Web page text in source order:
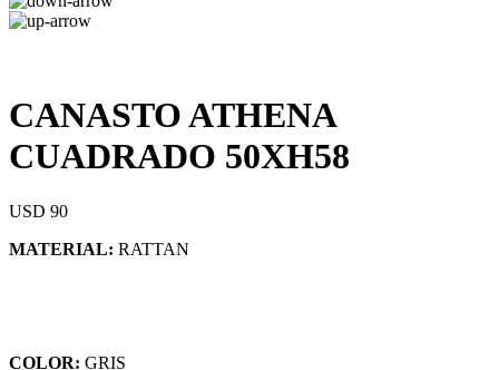
CANASTO ATHENA
CUADRADO 50XH58
USD 90
MATERIAL: RATTAN
COLOR: GRIS